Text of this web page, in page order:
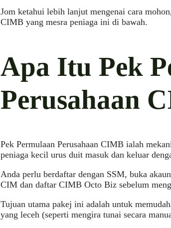
Jom ketahui lebih lanjut mengenai cara
CIMB yang mesra peniaga ini di bawah.
Apa Itu Pek
Perusahaan
Pek Permulaan Perusahaan CIMB ialah
peniaga kecil urus duit masuk dan keluar
Anda perlu berdaftar dengan SSM, buka
CIM dan daftar CIMB Octo Biz sebelum
Tujuan utama pakej ini adalah untuk
yang leceh (seperti mengira tunai secara